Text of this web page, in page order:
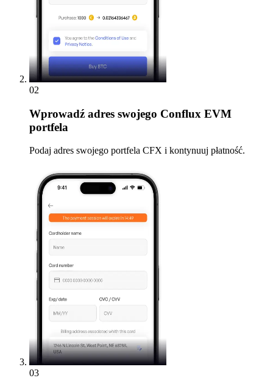
02
Wprowadź adres swojego Conflux EVM
portfela
Podaj adres swojego portfela CFX i kontynuuj płatność.
03